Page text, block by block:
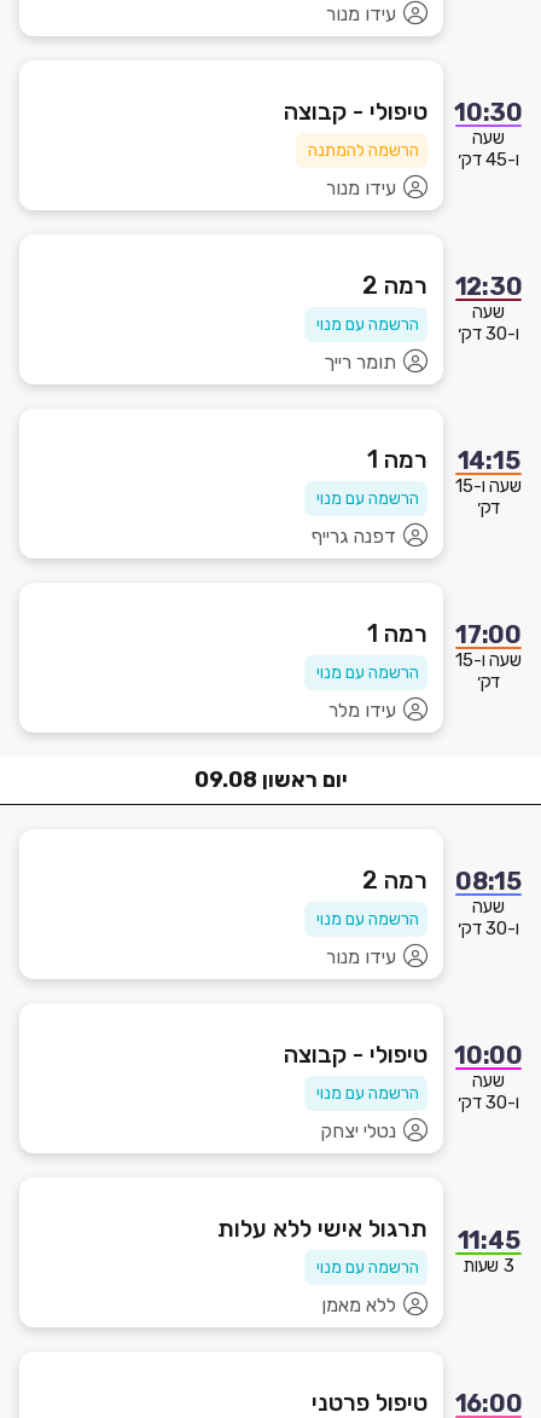
עידו מנור
10:30
שעה
ו-45 דק׳
טיפולי - קבוצה
הרשמה להמתנה
עידו מנור
12:30
שעה
ו-30 דק׳
רמה 2
הרשמה עם מנוי
תומר רייך
14:15
שעה ו-15
דק׳
רמה 1
הרשמה עם מנוי
דפנה גרייף
17:00
שעה ו-15
דק׳
רמה 1
הרשמה עם מנוי
עידו מלר
יום ראשון 09.08
08:15
שעה
ו-30 דק׳
רמה 2
הרשמה עם מנוי
עידו מנור
10:00
שעה
ו-30 דק׳
טיפולי - קבוצה
הרשמה עם מנוי
נטלי יצחק
11:45
3 שעות
תרגול אישי ללא עלות
הרשמה עם מנוי
ללא מאמן
16:00 טיפול פרטני